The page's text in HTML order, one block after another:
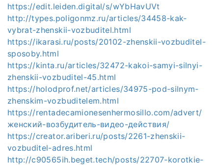
https://edit.leiden.digital/s/wYbHavUVt
http://types.poligonmz.ru/articles/34458-kak-
vybrat-zhenskii-vozbuditel.html
https://ikarasi.ru/posts/20102-zhenskii-vozbuditel-
sposoby.html
https://kinta.ru/articles/32472-kakoi-samyi-silnyi-
zhenskii-vozbuditel-45.html
https://holodprof.net/articles/34975-pod-silnym-
zhenskim-vozbuditelem.html
https://rentadecamionesenhermosillo.com/advert/
женский-возбудитель-видео-действия/
https://creator.ariberi.ru/posts/2261-zhenskii-
vozbuditel-adres.html
http://c90565ih.beget.tech/posts/22707-korotkie-